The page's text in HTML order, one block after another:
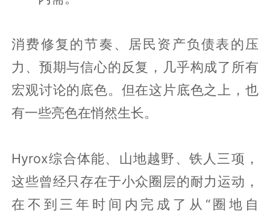
消费修复的节奏、居民资产负债表的压
力、预期与信心的反复，几乎构成了所有
宏观讨论的底色。但在这片底色之上，也
有一些亮色在悄然生长。
Hyrox综合体能、山地越野、铁人三项，
这些曾经只存在于小众圈层的耐力运动，
在不到三年时间内完成了从“圈地自